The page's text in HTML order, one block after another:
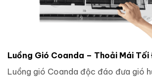
Luồng Gió Coanda – Thoải Mái Tối
Luồng gió Coanda độc đáo đưa gió